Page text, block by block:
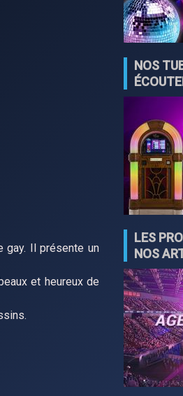
gay. Il présente un
et heureux de
NOS
LES
NOS